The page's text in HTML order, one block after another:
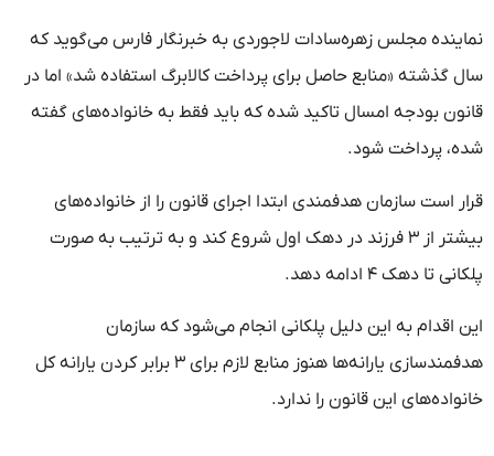
نماینده مجلس زهره‌سادات لاجوردی به خبرنگار فارس می‌گوید که
سال گذشته «منابع حاصل برای پرداخت کالابرگ استفاده شد» اما در
قانون بودجه امسال تاکید شده که باید فقط به خانواده‌های گفته
شده، پرداخت شود.
قرار است سازمان هدفمندی ابتدا اجرای قانون را از خانواده‌های
بیشتر از ۳ فرزند در دهک اول شروع کند و به ترتیب به صورت
پلکانی تا دهک ۴ ادامه دهد.
این اقدام به این دلیل پلکانی انجام می‌شود که سازمان
هدفمندسازی یارانه‌ها هنوز منابع لازم برای ۳ برابر کردن یارانه کل
خانواده‌های این قانون را ندارد.